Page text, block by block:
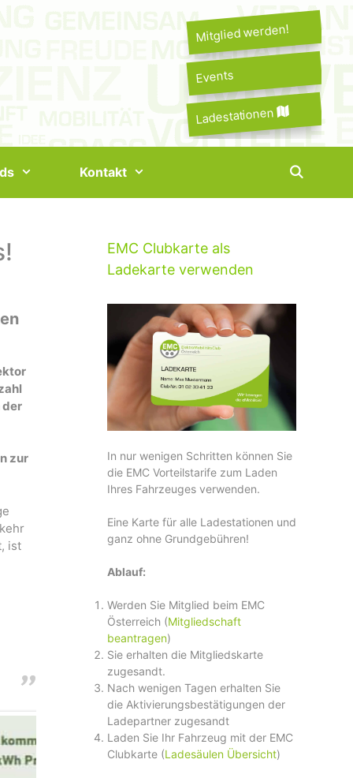
Mitglied werden!
Events
Ladestationen
Kontakt
der
zur
ist
EMC Clubkarte als
Ladekarte verwenden
In nur wenigen Schritten können Sie
die EMC Vorteilstarife zum Laden
Ihres Fahrzeuges verwenden.
Eine Karte für alle Ladestationen und
ganz ohne Grundgebühren!
Ablauf:
Werden Sie Mitglied beim EMC
Österreich (Mitgliedschaft
beantragen)
Sie erhalten die Mitgliedskarte
zugesandt.
Nach wenigen Tagen erhalten Sie
die Aktivierungsbestätigungen der
Ladepartner zugesandt
Laden Sie Ihr Fahrzeug mit der EMC
Clubkarte (Ladesäulen Übersicht)